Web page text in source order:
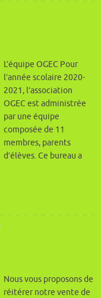
L’équipe OGEC Pour
l’année scolaire 2020-
2021, l’association
OGEC est administrée
par une équipe
composée de 11
membres, parents
d’élèves. Ce bureau a
Nous vous proposons de
réitérer notre vente de